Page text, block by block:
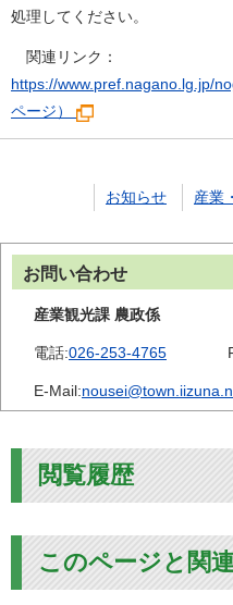
処理してください。
関連リンク：
https://www.pref.nagano.lg.jp/
ページ）
お知らせ 産業
お問い合わせ
産業観光課 農政係
電話:026-253-4765
E-Mail:
閲覧履歴
このページと関